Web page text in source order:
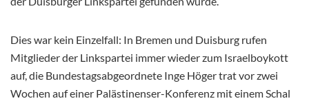
Dies war kein Einzelfall: In Bremen und Duisburg rufen
Mitglieder der Linkspartei immer wieder zum Israelboykott
auf, die Bundestagsabgeordnete Inge Höger trat vor zwei
Wochen auf einer Palästinenser-Konferenz mit einem Schal